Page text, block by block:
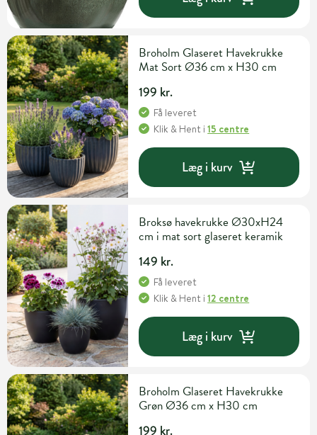
Broholm Glaseret Havekrukke
Mat Sort Ø36 cm x H30 cm
199 kr.
Få leveret
Klik & Hent i15 centre
Læg i kurv
Broksø havekrukke Ø30xH24
cm i mat sort glaseret keramik
149 kr.
Få leveret
Klik & Hent i12 centre
Læg i kurv
Broholm Glaseret Havekrukke
Grøn Ø36 cm x H30 cm
199 kr.